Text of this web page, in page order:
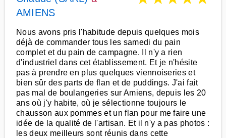
AMIENS
Nous avons pris l'habitude depuis quelques mois
déjà de commander tous les samedi du pain
complet et du pain de campagne. Il n'y a rien
d'industriel dans cet établissement. Et je n'hésite
pas à prendre en plus quelques viennoiseries et
bien sûr des parts de flan et de puddings. J'ai fait
pas mal de boulangeries sur Amiens, depuis les 20
ans où j'y habite, où je sélectionne toujours le
chausson aux pommes et un flan pour me faire une
idée de la qualité de l'artisan. Et il n'y a pas photos :
les deux meilleurs sont réunis dans cette